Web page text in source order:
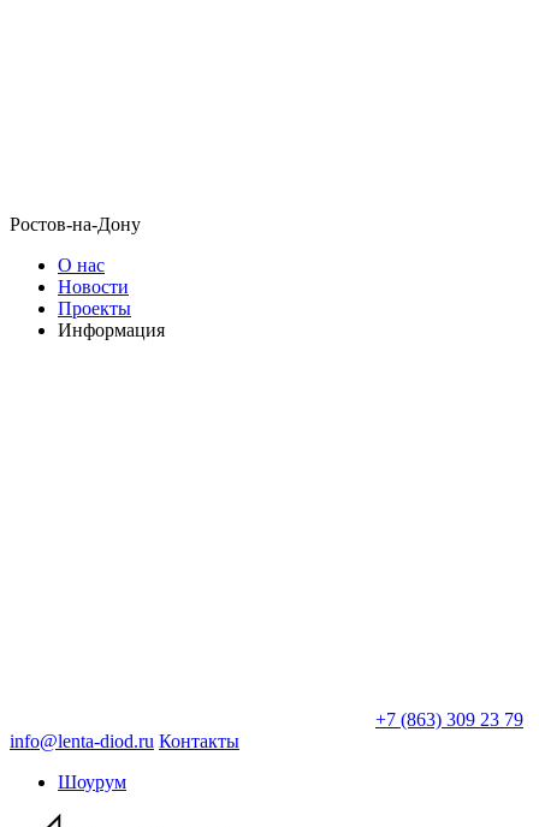
Ростов-на-Дону
О нас
Новости
Проекты
Информация
+7 (863) 309 23 79
info@lenta-diod.ru Контакты
Шоурум